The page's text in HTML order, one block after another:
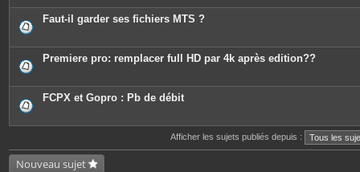
Faut-il garder ses fichiers MTS ?
Premiere pro: remplacer full HD par 4k après edition??
FCPX et Gopro : Pb de débit
Afficher les sujets publiés depuis :
Nouveau sujet